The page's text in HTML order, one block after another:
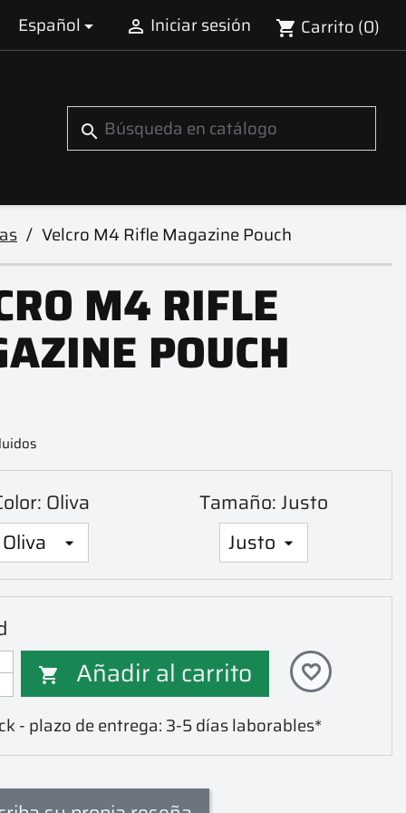
Español  Iniciar sesión shopping_cart Carrito (0)
search
Velcro M4 Rifle Magazine Pouch
M4 RIFLE
POUCH
Oliva Tamaño: Justo
 Añadir al carrito favorite_border
- plazo de entrega: 3-5 días laborables*